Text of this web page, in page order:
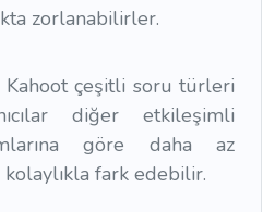
zorlanabilirler.
Kahoot çeşitli soru türleri
diğer etkileşimli
göre daha az
fark edebilir.